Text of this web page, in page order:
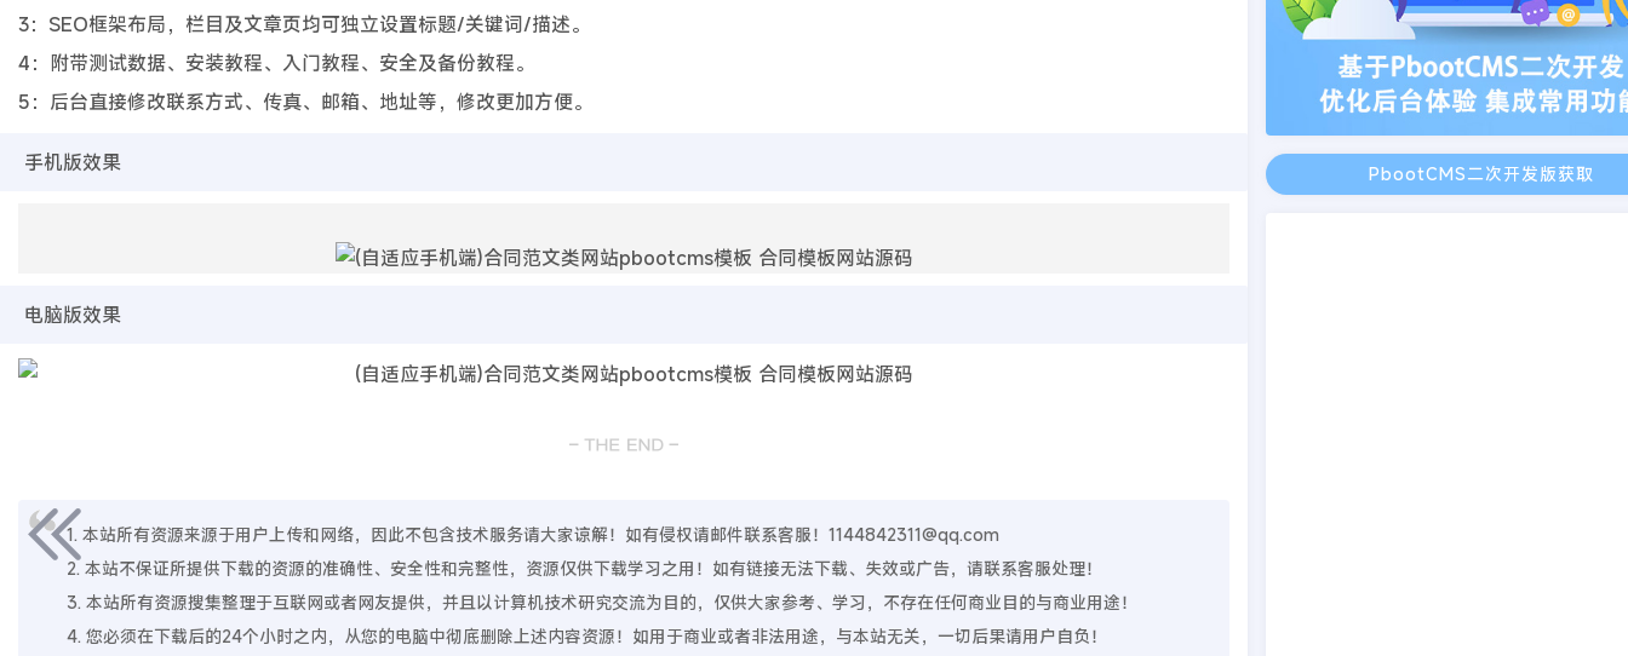
3：SEO框架布局，栏目及文章页均可独立设置标题/关键词/描述。
4：附带测试数据、安装教程、入门教程、安全及备份教程。
5：后台直接修改联系方式、传真、邮箱、地址等，修改更加方便。
手机版效果
电脑版效果
1. 本站所有资源来源于用户上传和网络，因此不包含技术服务请大家谅解！如有侵权请邮件联系客服！1144842311@qq.com
2. 本站不保证所提供下载的资源的准确性、安全性和完整性，资源仅供下载学习之用！如有链接无法下载、失效或广告，请联系客服处理！
3. 本站所有资源搜集整理于互联网或者网友提供，并且以计算机技术研究交流为目的，仅供大家参考、学习，不存在任何商业目的与商业用途！
4. 您必须在下载后的24个小时之内，从您的电脑中彻底删除上述内容资源！如用于商业或者非法用途，与本站无关，一切后果请用户自负！
PbootCMS二次开发版获取